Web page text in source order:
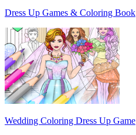
Dress Up Games & Coloring Book
Wedding Coloring Dress Up Game